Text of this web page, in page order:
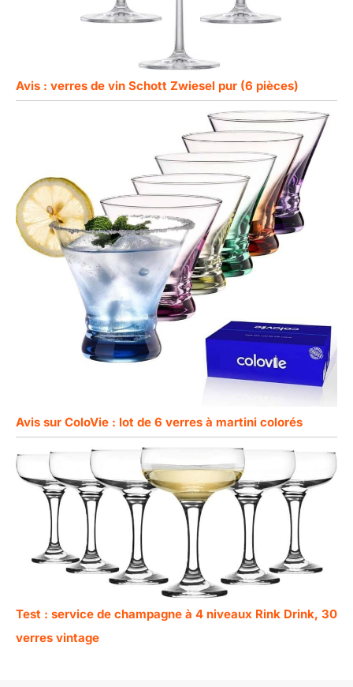
Avis : verres de vin Schott Zwiesel pur (6 pièces)
Avis sur ColoVie : lot de 6 verres à martini colorés
Test : service de champagne à 4 niveaux Rink Drink, 30
verres vintage